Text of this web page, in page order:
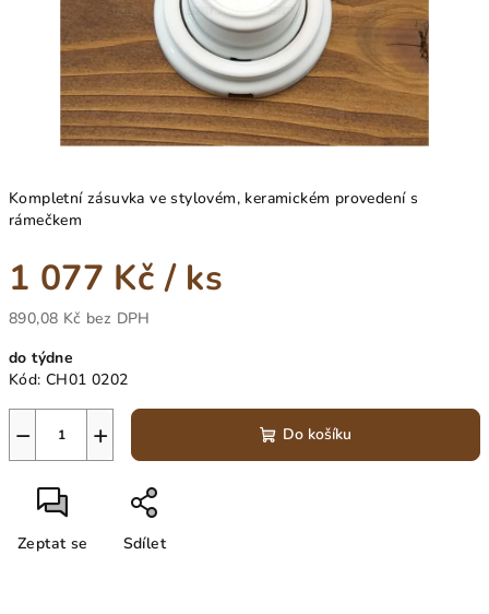
Kompletní zásuvka ve stylovém, keramickém provedení s
rámečkem
1 077 Kč/ ks
890,08 Kč bez DPH
cena:
do týdne
Kód: CH01 0202
+
− Do košíku
Zeptat se Sdílet